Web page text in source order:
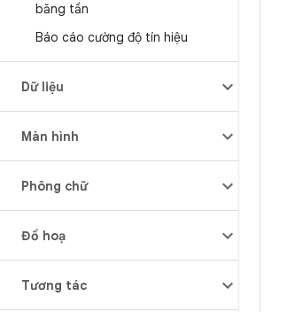
băng tần
Báo cáo cường độ tín hiệu
Dữ liệu
Màn hình
Phông chữ
Đồ hoạ
Tương tác